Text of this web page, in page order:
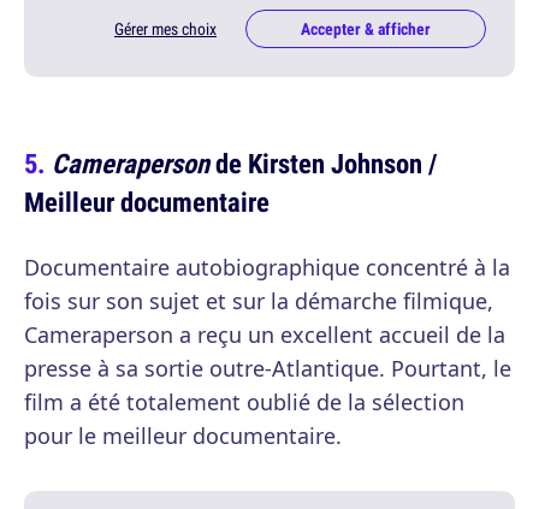
Gérer mes choix Accepter & afficher
Camerapersonde Kirsten Johnson /
Meilleur documentaire
Documentaire autobiographique concentré à la
fois sur son sujet et sur la démarche filmique,
Cameraperson a reçu un excellent accueil de la
presse à sa sortie outre-Atlantique. Pourtant, le
film a été totalement oublié de la sélection
pour le meilleur documentaire.